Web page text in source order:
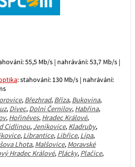
55,5 Mb/s | nahrávání: 53,7 Mb/s |
: stahování: 130 Mb/s | nahrávání:
, Březhrad, Bříza, Bukovina,
, Divec, Dolní Černilov, Habřina,
, Hořiněves, Hradec Králové,
Cidlinou, Jeníkovice, Kladruby,
, Librantice, Libřice, Lípa,
Lhota, Malšovice, Moravské
Hradec Králové, Plácky, Plačice,